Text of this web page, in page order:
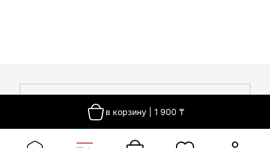
в корзину| 1 900 ₸
О компании
Сертификаты
Покупателям